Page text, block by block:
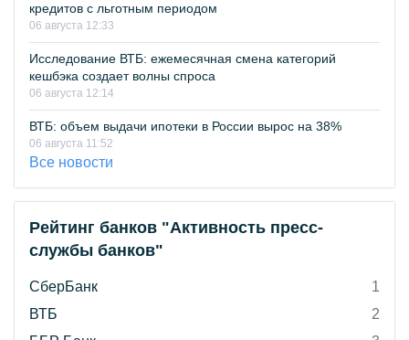
кредитов с льготным периодом
06 августа 12:33
Исследование ВТБ: ежемесячная смена категорий
кешбэка создает волны спроса
06 августа 12:14
ВТБ: объем выдачи ипотеки в России вырос на 38%
06 августа 11:52
Все новости
Рейтинг банков "Активность пресс-
службы банков"
СберБанк
1
ВТБ
2